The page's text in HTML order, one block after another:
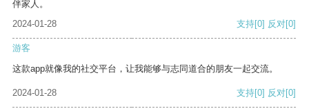
伴家人。
2024-01-28
支持[0] 反对[0]
游客
这款app就像我的社交平台，让我能够与志同道合的朋友一起交流。
2024-01-28 支持[0] 反对[0]